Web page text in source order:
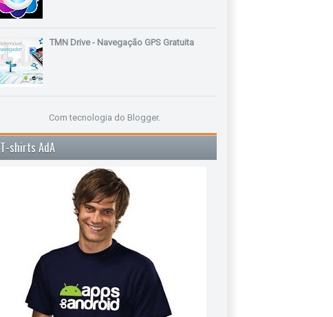
TMN Drive - Navegação GPS Gratuita
Com tecnologia do Blogger.
T-shirts AdA